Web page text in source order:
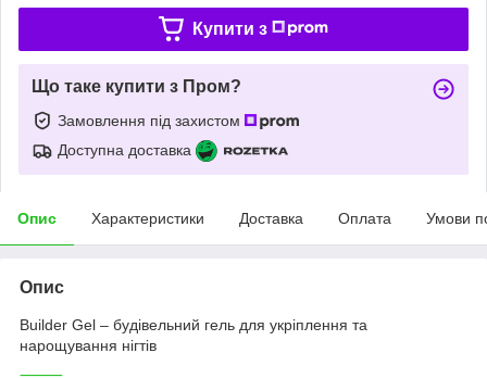
Купити з
Що таке купити з Пром?
Замовлення під захистом
Доступна доставка
Опис Характеристики Доставка Оплата Умови
Опис
Builder Gel – будівельний гель для укріплення та
нарощування нігтів
⸻